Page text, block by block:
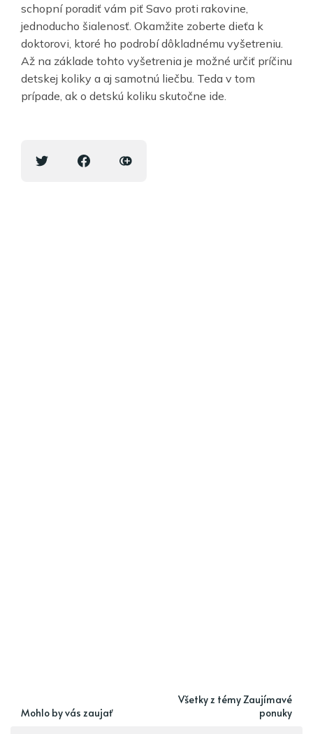
schopní poradiť vám piť Savo proti rakovine,
jednoducho šialenosť. Okamžite zoberte dieťa k
doktorovi, ktoré ho podrobí dôkladnému vyšetreniu.
Až na základe tohto vyšetrenia je možné určiť príčinu
detskej koliky a aj samotnú liečbu. Teda v tom
prípade, ak o detskú koliku skutočne ide.
Mohlo by vás zaujať
Všetky z témy Zaujímavé
ponuky